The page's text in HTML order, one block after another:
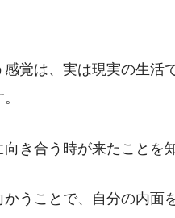
覚は、実は現実の生活
き合う時が来たことを
うことで、自分の内面